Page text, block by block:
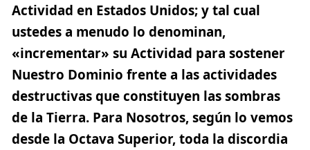
Actividad en Estados Unidos; y tal cual
ustedes a menudo lo denominan,
«incrementar» su Actividad para sostener
Nuestro Dominio frente a las actividades
destructivas que constituyen las sombras
de la Tierra. Para Nosotros, según lo vemos
desde la Octava Superior, toda la discordia